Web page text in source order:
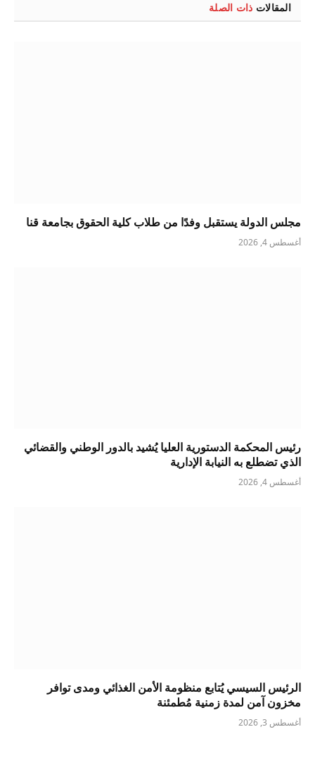
المقالات ذات الصلة
مجلس الدولة يستقبل وفدًا من طلاب كلية الحقوق بجامعة قنا
أغسطس 4, 2026
رئيس المحكمة الدستورية العليا يُشيد بالدور الوطني والقضائي
الذي تضطلع به النيابة الإدارية
أغسطس 4, 2026
الرئيس السيسي يُتابع منظومة الأمن الغذائي ومدى توافر
مخزون آمن لمدة زمنية مُطمئنة
أغسطس 3, 2026